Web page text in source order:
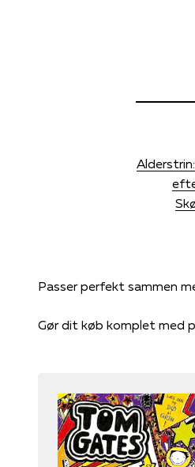
Gør dit køb komplet med